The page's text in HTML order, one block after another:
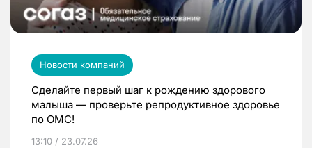
Новости компаний
Сделайте первый шаг к рождению здорового
малыша — проверьте репродуктивное здоровье
по ОМС!
13:10 / 23.07.26